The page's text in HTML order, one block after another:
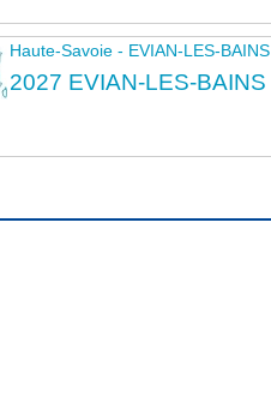
Haute-Savoie - EVIAN-LES-BAINS
2027 EVIAN-LES-BAINS